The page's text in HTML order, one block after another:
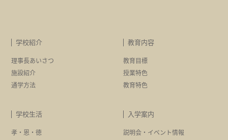
学校紹介
理事長あいさつ
施設紹介
通学方法
教育内容
教育目標
授業特色
教育特色
学校生活
孝・恩・徳
入学案内
説明会・イベント情報